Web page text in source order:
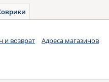
и возврат Адреса магазинов